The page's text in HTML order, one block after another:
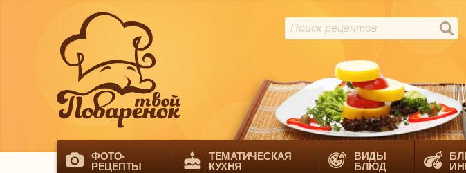
ФОТО-
РЕЦЕПТЫ
ТЕМАТИЧЕСКАЯ
КУХНЯ
ВИДЫ
БЛЮД